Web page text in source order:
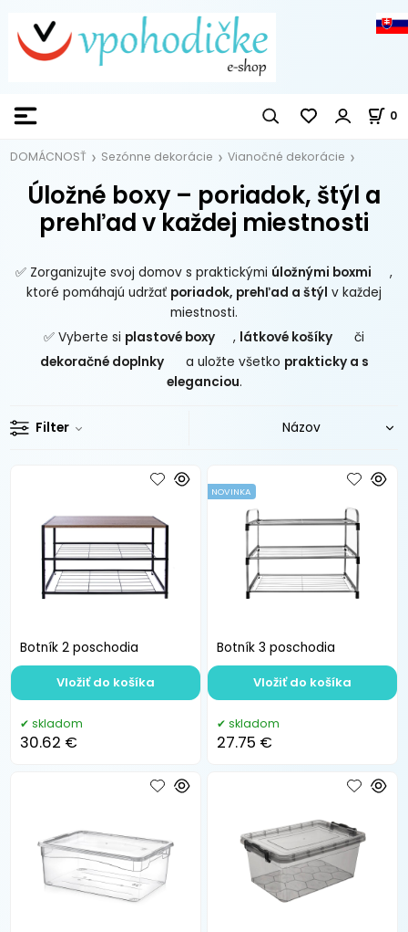
0
DOMÁCNOSŤ Sezónne dekorácie Vianočné dekorácie
Úložné boxy – poriadok, štýl a
prehľad v každej miestnosti
✅ Zorganizujte svoj domov s praktickými úložnými boxmi
,
ktoré pomáhajú udržať poriadok, prehľad a štýl v každej
miestnosti.
✅ Vyberte si plastové boxy , látkové košíky
či
dekoračné doplnky
a uložte všetko prakticky a s
eleganciou.
Filter
Botník 2 poschodia
skladom
30.62 €
Vložiť do košíka
Botník 3 poschodia
NOVINKA
skladom
27.75 €
Vložiť do košíka